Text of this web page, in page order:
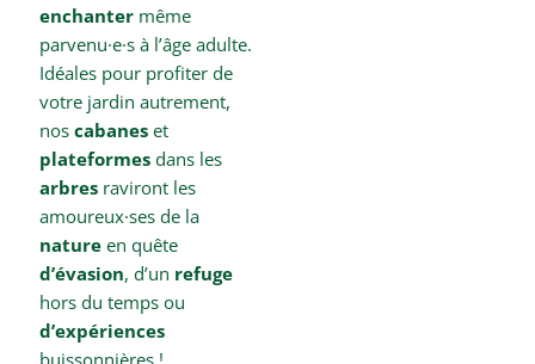
enchanter même
parvenu·e·s à l’âge adulte.
Idéales pour profiter de
votre jardin autrement,
noscabaneset
plateformesdans les
arbres raviront les
amoureux·ses de la
natureen quête
d’évasion, d’un refuge
hors du temps ou
d’expériences
buissonnières !